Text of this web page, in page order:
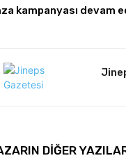
kampanyası devam
DIĞER